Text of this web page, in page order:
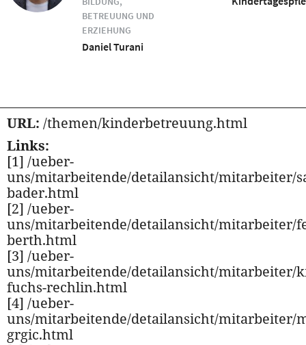
BETREUUNG UND
ERZIEHUNG
Daniel Turani
URL: /themen/kinderbetreuung.html
Links:
[1] /ueber-
uns/mitarbeitende/detailansicht/mitarbeiter/
bader.html
[2] /ueber-
uns/mitarbeitende/detailansicht/mitarbeiter/
berth.html
[3] /ueber-
uns/mitarbeitende/detailansicht/mitarbeiter/
fuchs-rechlin.html
[4] /ueber-
uns/mitarbeitende/detailansicht/mitarbeiter/
grgic.html